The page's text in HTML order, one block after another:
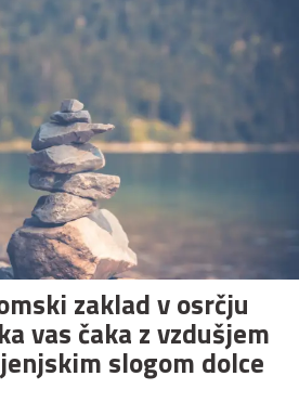
zaklad v osrčju
vas čaka z vzdušjem
slogom dolce